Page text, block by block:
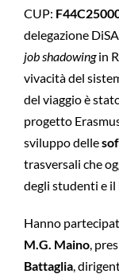
CUP:
delegazione
job shadowingin
vivacità del
del viaggio è
progetto
sviluppo delle
trasversali che
degli studenti e il
Hanno
M.G. Maino,
Battaglia,